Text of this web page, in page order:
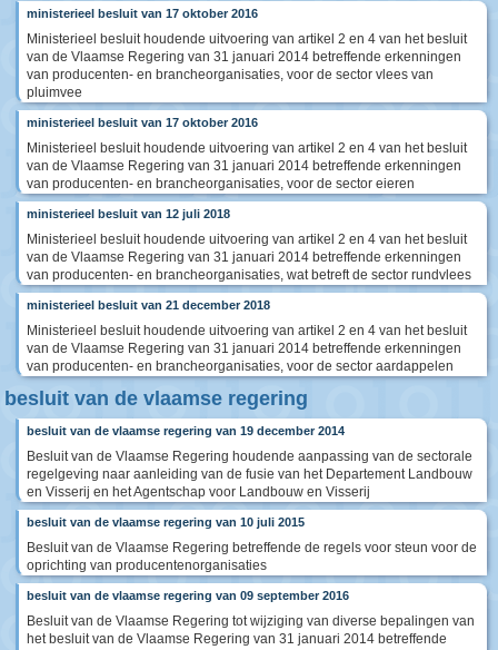
ministerieel besluit van 17 oktober 2016
Ministerieel besluit houdende uitvoering van artikel 2 en 4 van het besluit
van de Vlaamse Regering van 31 januari 2014 betreffende erkenningen
van producenten- en brancheorganisaties, voor de sector vlees van
pluimvee
ministerieel besluit van 17 oktober 2016
Ministerieel besluit houdende uitvoering van artikel 2 en 4 van het besluit
van de Vlaamse Regering van 31 januari 2014 betreffende erkenningen
van producenten- en brancheorganisaties, voor de sector eieren
ministerieel besluit van 12 juli 2018
Ministerieel besluit houdende uitvoering van artikel 2 en 4 van het besluit
van de Vlaamse Regering van 31 januari 2014 betreffende erkenningen
van producenten- en brancheorganisaties, wat betreft de sector rundvlees
ministerieel besluit van 21 december 2018
Ministerieel besluit houdende uitvoering van artikel 2 en 4 van het besluit
van de Vlaamse Regering van 31 januari 2014 betreffende erkenningen
van producenten- en brancheorganisaties, voor de sector aardappelen
besluit van de vlaamse regering
besluit van de vlaamse regering van 19 december 2014
Besluit van de Vlaamse Regering houdende aanpassing van de sectorale
regelgeving naar aanleiding van de fusie van het Departement Landbouw
en Visserij en het Agentschap voor Landbouw en Visserij
besluit van de vlaamse regering van 10 juli 2015
Besluit van de Vlaamse Regering betreffende de regels voor steun voor de
oprichting van producentenorganisaties
besluit van de vlaamse regering van 09 september 2016
Besluit van de Vlaamse Regering tot wijziging van diverse bepalingen van
het besluit van de Vlaamse Regering van 31 januari 2014 betreffende